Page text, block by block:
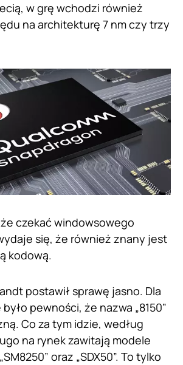
w grę wchodzi również
na architekturę 7 nm czy trzy
czekać windowsowego
się, że również znany jest
kodową.
postawił sprawę jasno. Dla
pewności, że nazwa „8150”
Co za tym idzie, według
na rynek zawitają modele
oraz „SDX50”. To tylko